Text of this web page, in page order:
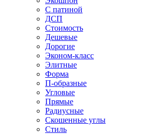
С патиной
ДСП
Стоимость
Дешевые
Дорогие
Эконом-класс
Элитные
Форма
П-образные
Угловые
Прямые
Радиусные
Скошенные углы
Стиль